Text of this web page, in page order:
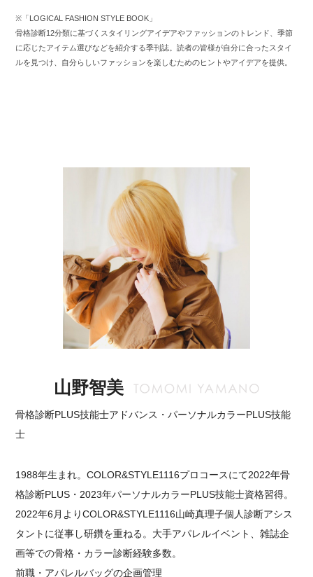
※「LOGICAL FASHION STYLE BOOK」
骨格診断12分類に基づくスタイリングアイデアやファッションのトレンド、季節
に応じたアイテム選びなどを紹介する季刊誌。読者の皆様が自分に合ったスタイ
ルを見つけ、自分らしいファッションを楽しむためのヒントやアイデアを提供。
山野智美
骨格診断PLUS技能士アドバンス・パーソナルカラーPLUS技能
士
1988年生まれ。COLOR&STYLE1116プロコースにて2022年骨
格診断PLUS・2023年パーソナルカラーPLUS技能士資格習得。
2022年6月よりCOLOR&STYLE1116山崎真理子個人診断アシス
タントに従事し研鑽を重ねる。大手アパレルイベント、雑誌企
画等での骨格・カラー診断経験多数。
前職・アパレルバッグの企画管理